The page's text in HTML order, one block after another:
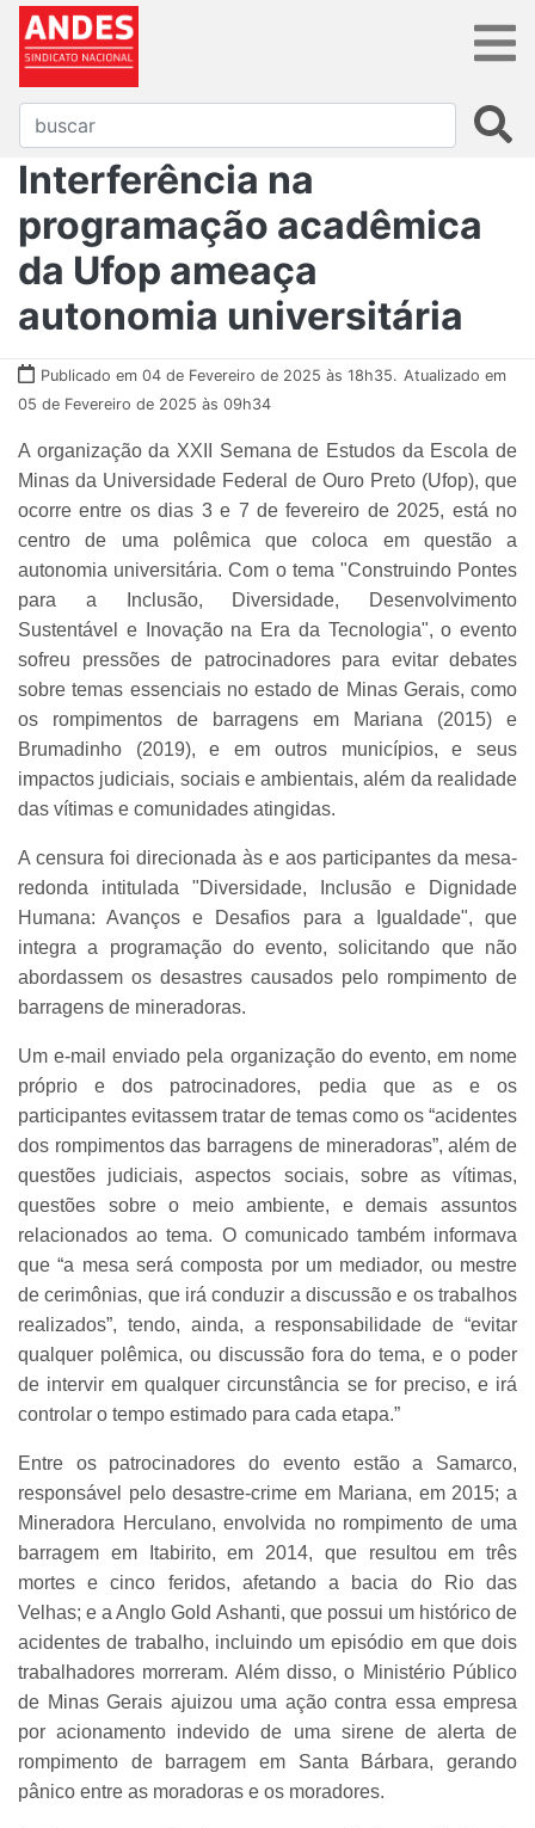
Interferência na
programação acadêmica
da Ufop ameaça
autonomia universitária
Publicado em 04 de Fevereiro de 2025 às 18h35. Atualizado em
05 de Fevereiro de 2025 às 09h34
A organização da XXII Semana de Estudos da Escola de
Minas da Universidade Federal de Ouro Preto (Ufop), que
ocorre entre os dias 3 e 7 de fevereiro de 2025, está no
centro de uma polêmica que coloca em questão a
autonomia universitária. Com o tema "Construindo Pontes
para a Inclusão, Diversidade, Desenvolvimento
Sustentável e Inovação na Era da Tecnologia", o evento
sofreu pressões de patrocinadores para evitar debates
sobre temas essenciais no estado de Minas Gerais, como
os rompimentos de barragens em Mariana (2015) e
Brumadinho (2019), e em outros municípios, e seus
impactos judiciais, sociais e ambientais, além da realidade
das vítimas e comunidades atingidas.
A censura foi direcionada às e aos participantes da mesa-
redonda intitulada "Diversidade, Inclusão e Dignidade
Humana: Avanços e Desafios para a Igualdade", que
integra a programação do evento, solicitando que não
abordassem os desastres causados pelo rompimento de
barragens de mineradoras.
Um e-mail enviado pela organização do evento, em nome
próprio e dos patrocinadores, pedia que as e os
participantes evitassem tratar de temas como os “acidentes
dos rompimentos das barragens de mineradoras”, além de
questões judiciais, aspectos sociais, sobre as vítimas,
questões sobre o meio ambiente, e demais assuntos
relacionados ao tema. O comunicado também informava
que “a mesa será composta por um mediador, ou mestre
de cerimônias, que irá conduzir a discussão e os trabalhos
realizados”, tendo, ainda, a responsabilidade de “evitar
qualquer polêmica, ou discussão fora do tema, e o poder
de intervir em qualquer circunstância se for preciso, e irá
controlar o tempo estimado para cada etapa.”
Entre os patrocinadores do evento estão a Samarco,
responsável pelo desastre-crime em Mariana, em 2015; a
Mineradora Herculano, envolvida no rompimento de uma
barragem em Itabirito, em 2014, que resultou em três
mortes e cinco feridos, afetando a bacia do Rio das
Velhas; e a Anglo Gold Ashanti, que possui um histórico de
acidentes de trabalho, incluindo um episódio em que dois
trabalhadores morreram. Além disso, o Ministério Público
de Minas Gerais ajuizou uma ação contra essa empresa
por acionamento indevido de uma sirene de alerta de
rompimento de barragem em Santa Bárbara, gerando
pânico entre as moradoras e os moradores.